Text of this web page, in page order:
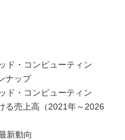
ド・コンピューティン
ナップ
ド・コンピューティン
る売上高（2021年～2026
新動向